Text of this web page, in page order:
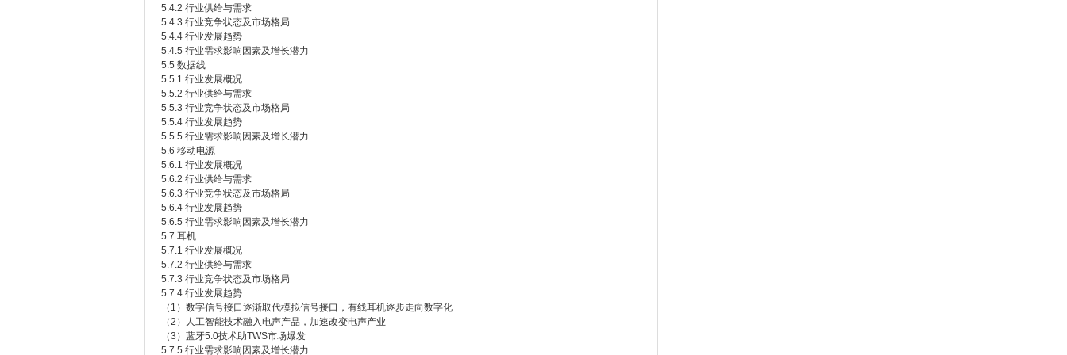
5.4.2 行业供给与需求
5.4.3 行业竞争状态及市场格局
5.4.4 行业发展趋势
5.4.5 行业需求影响因素及增长潜力
5.5 数据线
5.5.1 行业发展概况
5.5.2 行业供给与需求
5.5.3 行业竞争状态及市场格局
5.5.4 行业发展趋势
5.5.5 行业需求影响因素及增长潜力
5.6 移动电源
5.6.1 行业发展概况
5.6.2 行业供给与需求
5.6.3 行业竞争状态及市场格局
5.6.4 行业发展趋势
5.6.5 行业需求影响因素及增长潜力
5.7 耳机
5.7.1 行业发展概况
5.7.2 行业供给与需求
5.7.3 行业竞争状态及市场格局
5.7.4 行业发展趋势
（1）数字信号接口逐渐取代模拟信号接口，有线耳机逐步走向数字化
（2）人工智能技术融入电声产品，加速改变电声产业
（3）蓝牙5.0技术助TWS市场爆发
5.7.5 行业需求影响因素及增长潜力